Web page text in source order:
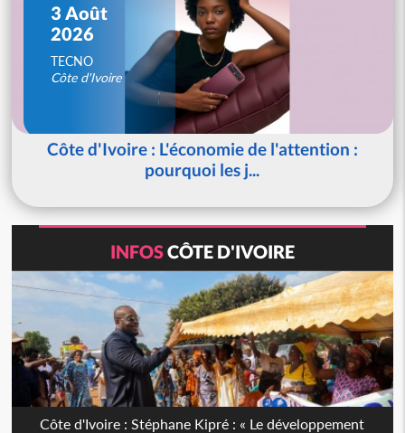
3 Août
2026
TECNO
Côte d'Ivoire
Côte d'Ivoire : L'économie de l'attention :
pourquoi les j...
INFOSCÔTE D'IVOIRE
Côte d'Ivoire : Stéphane Kipré : « Le développement